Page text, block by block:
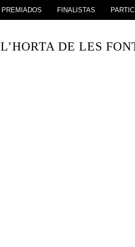
PREMIADOS FINALISTAS
L’HORTA DE LES